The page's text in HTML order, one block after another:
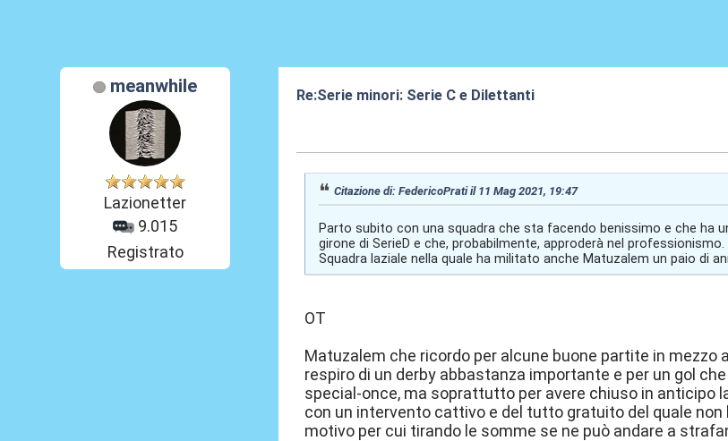
meanwhile
Lazionetter
9.015
Registrato
Re:Serie minori: Serie C e Dilettanti
Citazione di: FedericoPrati il 11 Mag 2021, 19:47
Parto subito con una squadra che sta facendo benissimo e che ha
girone di SerieD e che, probabilmente, approderà nel professionismo.
Squadra laziale nella quale ha militato anche Matuzalem un paio di
OT
Matuzalem che ricordo per alcune buone partite in
respiro di un derby abbastanza importante e per un gol
special-once, ma soprattutto per avere chiuso in anticipo
con un intervento cattivo e del tutto gratuito del quale
motivo per cui tirando le somme se ne può andare a